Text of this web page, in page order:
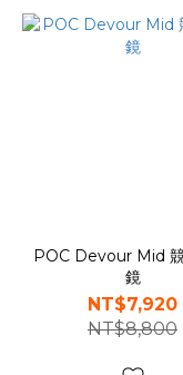
POC Devour Mid
鏡
NT$7,920
NT$8,800